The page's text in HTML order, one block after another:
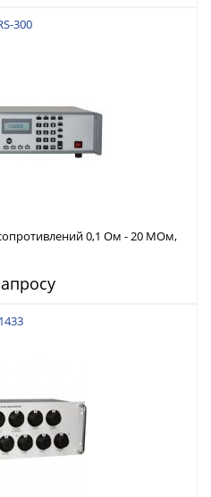
300
0,1 Ом - 20 МОм,
1 мкОм
1433